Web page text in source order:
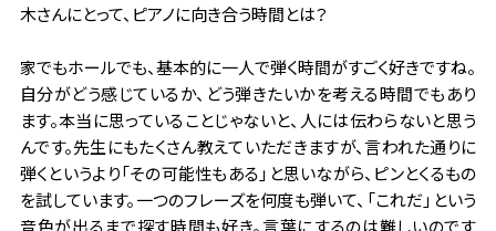
木さんにとって、ピアノに向き合う時間とは？
家でもホールでも、基本的に一人で弾く時間がすごく好きですね。
自分がどう感じているか、どう弾きたいかを考える時間でもあり
ます。本当に思っていることじゃないと、人には伝わらないと思う
んです。先生にもたくさん教えていただきますが、言われた通りに
弾くというより「その可能性もある」と思いながら、ピンとくるもの
を試しています。一つのフレーズを何度も弾いて、「これだ」という
音色が出るまで探す時間も好き。言葉にするのは難しいのです